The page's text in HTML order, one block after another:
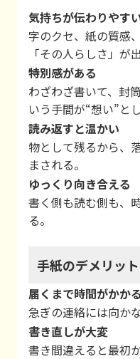
気持ちが伝わりやす
字のクセ、紙の質感
「その人らしさ」が
特別感がある
わざわざ書いて、封
いう手間が“想い”と
読み返すと温かい
物として残るから、
まされる。
ゆっくり向き合える
書く側も読む側も、
る。
手紙のデメリット
届くまで時間がかかる
急ぎの連絡には向かな
書き直しが大変
書き間違えると最初